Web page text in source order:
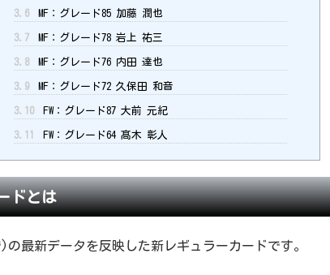
3.6 MF：グレード85 加藤 潤也
3.7 MF：グレード78 岩上 祐三
3.8 MF：グレード76 内田 達也
3.9 MF：グレード72 久保田 和音
3.10 FW：グレード87 大前 元紀
3.11 FW：グレード64 髙木 彰人
ドとは
最新データを反映した新レギュラーカードです。